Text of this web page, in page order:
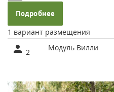
Подробнее
1 вариант размещения
2 Модуль Вилли